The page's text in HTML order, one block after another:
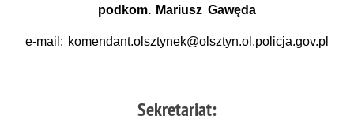
podkom. Mariusz Gawęda
e-mail: komendant.olsztynek@olsztyn.ol.policja.gov.pl
Sekretariat: